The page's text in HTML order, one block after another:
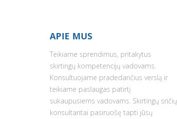
APIE MUS
Teikiame sprendimus, pritakytus
skirtingų kompetencijų vadovams.
Konsultuojame pradedančius verslą ir
teikiame paslaugas patirtį
sukaupusiems vadovams. Skirtingų sričių
konsultantai pasiruošę tapti jūsų